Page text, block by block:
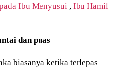
Ibu Menyusui ,Ibu Hamil
dan puas
biasanya ketika terlepas